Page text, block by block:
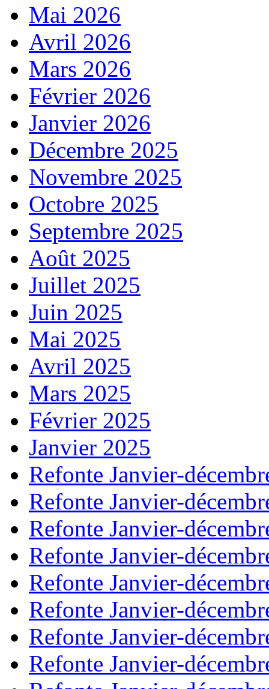
Mai 2026
Avril 2026
Mars 2026
Février 2026
Janvier 2026
Décembre 2025
Novembre 2025
Octobre 2025
Septembre 2025
Août 2025
Juillet 2025
Juin 2025
Mai 2025
Avril 2025
Mars 2025
Février 2025
Janvier 2025
Refonte Janvier-
Refonte Janvier-
Refonte Janvier-
Refonte Janvier-
Refonte Janvier-
Refonte Janvier-
Refonte Janvier-
Refonte Janvier-